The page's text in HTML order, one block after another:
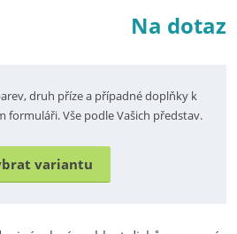
Na dotaz
druh příze a případné doplňky k
Vše podle Vašich představ.
variantu